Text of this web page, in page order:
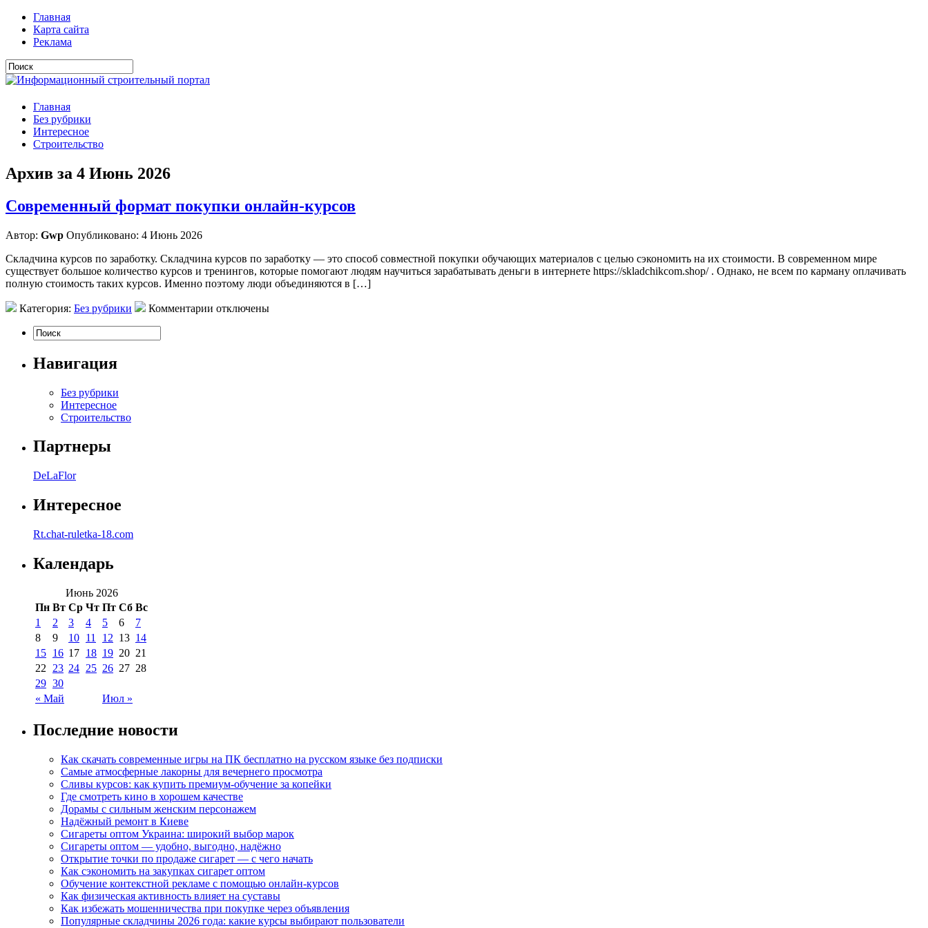
Главная
Карта сайта
Реклама
Главная
Без рубрики
Интересное
Строительство
Архив за 4 Июнь 2026
Современный формат покупки онлайн-курсов
Автор: Gwp Опубликовано: 4 Июнь 2026
Складчина курсов по заработку. Складчина курсов по заработку — это способ совместной покупки обучающих материалов с целью сэкономить на их стоимости. В современном мире
существует большое количество курсов и тренингов, которые помогают людям научиться зарабатывать деньги в интернете https://skladchikcom.shop/ . Однако, не всем по карману оплачивать
полную стоимость таких курсов. Именно поэтому люди объединяются в […]
Категория: Без рубрики Комментарии отключены
Навигация
Без рубрики
Интересное
Строительство
Партнеры
DeLaFlor
Интересное
Rt.chat-ruletka-18.com
Календарь
Июнь 2026
Пн Вт Ср Чт Пт Сб Вс
« Май Июл »
1 2 3 4 5 6
7
8
9 10 11 12 13 14
15 16 17 18 19 20 21
22
23 24 25 26 27 28
29 30
Последние новости
Как скачать современные игры на ПК бесплатно на русском языке без подписки
Самые атмосферные лакорны для вечернего просмотра
Сливы курсов: как купить премиум-обучение за копейки
Где смотреть кино в хорошем качестве
Дорамы с сильным женским персонажем
Надёжный ремонт в Киеве
Сигареты оптом Украина: широкий выбор марок
Сигареты оптом — удобно, выгодно, надёжно
Открытие точки по продаже сигарет — с чего начать
Как сэкономить на закупках сигарет оптом
Обучение контекстной рекламе с помощью онлайн-курсов
Как физическая активность влияет на суставы
Как избежать мошенничества при покупке через объявления
Популярные складчины 2026 года: какие курсы выбирают пользователи